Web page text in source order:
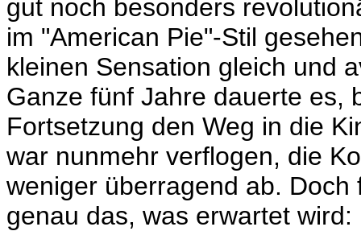
gut noch besonders
im "American Pie"-Stil
kleinen Sensation gleich und
Ganze fünf Jahre dauerte es,
Fortsetzung den Weg in die
war nunmehr verflogen, die
weniger überragend ab.
genau das, was erwartet